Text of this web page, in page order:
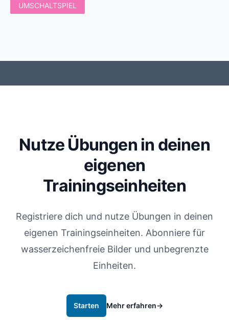
UMSCHALTSPIEL
Nutze Übungen in deinen
eigenen
Trainingseinheiten
Registriere dich und nutze Übungen in deinen
eigenen Trainingseinheiten. Abonniere für
wasserzeichenfreie Bilder und unbegrenzte
Einheiten.
Starten Mehr erfahren→